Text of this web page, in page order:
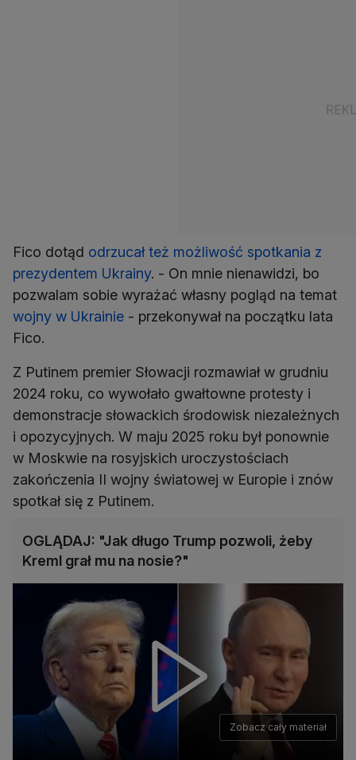
Fico dotąd odrzucał też możliwość spotkania z
prezydentem Ukrainy. - On mnie nienawidzi, bo
pozwalam sobie wyrażać własny pogląd na temat
wojny w Ukrainie - przekonywał na początku lata
Fico.
Z Putinem premier Słowacji rozmawiał w grudniu
2024 roku, co wywołało gwałtowne protesty i
demonstracje słowackich środowisk niezależnych
i opozycyjnych. W maju 2025 roku był ponownie
w Moskwie na rosyjskich uroczystościach
zakończenia II wojny światowej w Europie i znów
spotkał się z Putinem.
OGLĄDAJ: "Jak długo Trump pozwoli, żeby
Kreml grał mu na nosie?"
Zobacz cały materiał